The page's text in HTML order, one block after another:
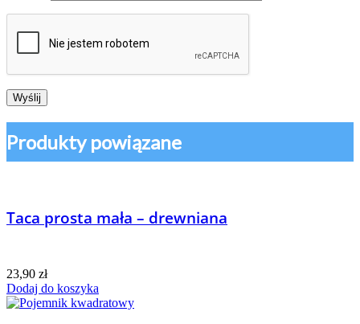
Produkty powiązane
Taca prosta mała – drewniana
23,90 zł
Dodaj do koszyka